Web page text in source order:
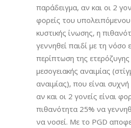
παράδειγμα, αν και οι 2
φορείς του
κυστικής ίνωσης, η
γεννηθεί παιδί με τη νόσο
περίπτωση της ετερόζυγης
μεσογειακής αναιμίας
αναιμίας), που είναι
αν και οι 2 γονείς είναι
πιθανότητα 25% να
να νοσεί. Με το PGD